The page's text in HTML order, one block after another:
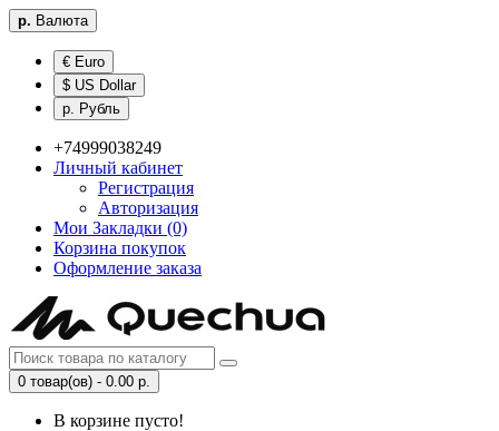
р. Валюта
€ Euro
$ US Dollar
р. Рубль
+74999038249
Личный кабинет
Регистрация
Авторизация
Мои Закладки (0)
Корзина покупок
Оформление заказа
0 товар(ов) - 0.00 р.
В корзине пусто!